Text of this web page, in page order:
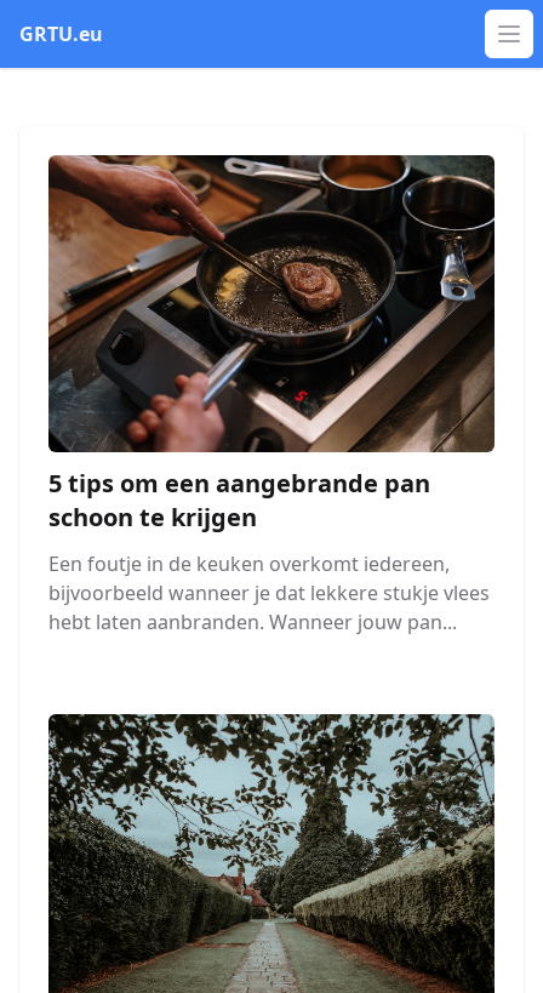
GRTU.eu
5 tips om een aangebrande pan
schoon te krijgen
Een foutje in de keuken overkomt iedereen,
bijvoorbeeld wanneer je dat lekkere stukje vlees
hebt laten aanbranden. Wanneer jouw pan...